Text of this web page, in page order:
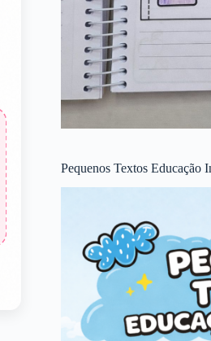
Pequenos Textos Educação